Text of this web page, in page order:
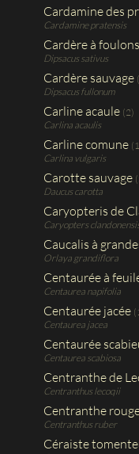
Cardamine des
Cardamine pratensis
Cardère à foulons
Dipsacus sativus
Cardère sauvage
Dipsacus fullonum
Carline acaule (2)
Carlina acaulis
Carline comune
Carlina vulgaris
Carotte sauvage
Daucus carotta
Caryopteris de
Caryopters
Caucalis à
Orlaya grandiflora
Centaurée à
Centaurea napifolia
Centaurée jacée
Centaurea jacea
Centaurée
Centaurea scabiosa
Centranthe de
Centranthus lecoqii
Centranthe
Centranthus ruber
Céraiste